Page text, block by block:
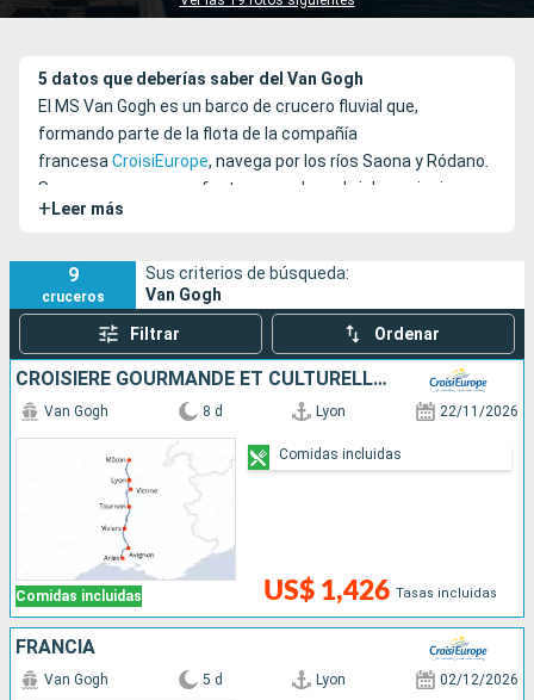
5 datos que deberías saber del Van Gogh
El MS Van Gogh es un barco de crucero fluvial que,
formando parte de la flota de la compañía
francesaCroisiEurope, navega por los ríos Saona y Ródano.
Sus cruceros son perfectos para descubrir los paisajes
que, en ocasiones, inspiraron al gran pintor holandés.
+ Leer más
9
cruceros
Sus criterios de búsqueda:
Van Gogh
Filtrar Ordenar
CROISIÈRE GOURMANDE ET CULTURELLE AU FIL DE LA SAÔNE ET DU RHÔNE, L'ART DE VIVRE À LA FRANÇAISE
Comidas incluidas
Van Gogh 8 d Lyon 22/11/2026
US$ 1,426 Tasas incluidas
Comidas incluidas
FRANCIA
Van Gogh 5 d Lyon 02/12/2026